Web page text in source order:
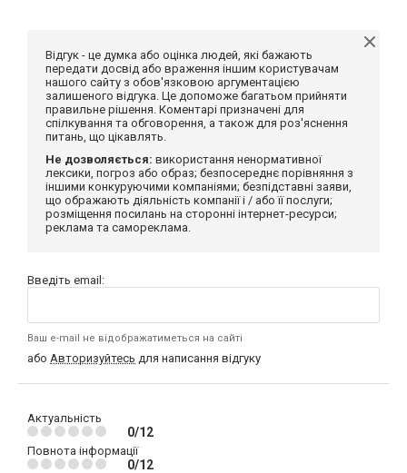
Відгук - це думка або оцінка людей, які бажають
передати досвід або враження іншим користувачам
нашого сайту з обов'язковою аргументацією
залишеного відгука. Це допоможе багатьом прийняти
правильне рішення. Коментарі призначені для
спілкування та обговорення, а також для роз'яснення
питань, що цікавлять.
Не дозволяється: використання ненормативної
лексики, погроз або образ; безпосереднє порівняння з
іншими конкуруючими компаніями; безпідставні заяви,
що ображають діяльність компанії і / або її послуги;
розміщення посилань на сторонні інтернет-ресурси;
реклама та самореклама.
Введіть email:
Ваш e-mail не відображатиметься на сайті
або Авторизуйтесь для написання відгуку
Актуальність
0/12
Повнота інформації
0/12